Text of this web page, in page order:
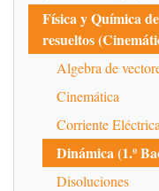
Física y Química
resueltos
Algebra de
Cinemática
Corriente Eléctrica
Dinámica (1.º
Disoluciones